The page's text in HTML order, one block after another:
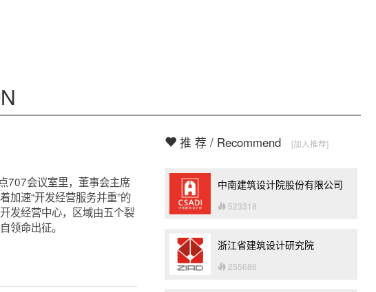
707会议室里，董事会主席
加速“开发经营服务并重”的
发经营中心，区域由五个裂
领命出征。
推 荐 / Recommend [加入推荐]
中南建筑设计院股份有限公司
523318
浙江省建筑设计研究院
255686